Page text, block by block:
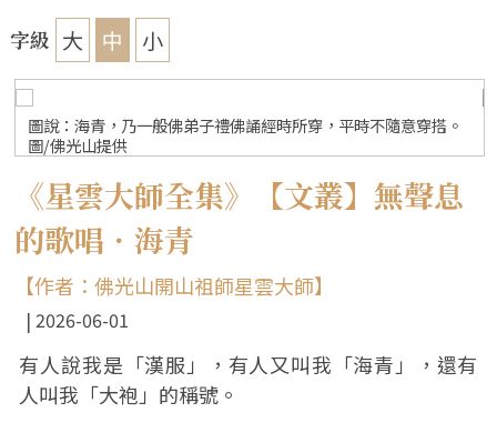
字級 大 中 小
圖說：海青，乃一般佛弟子禮佛誦經時所穿，平時不隨意穿搭。
圖/佛光山提供
《星雲大師全集》【文叢】無聲息
的歌唱．海青
【作者：佛光山開山祖師星雲大師】
2026-06-01
有人說我是「漢服」，有人又叫我「海青」，還有
人叫我「大袍」的稱號。